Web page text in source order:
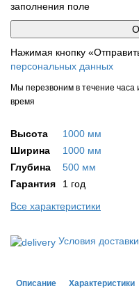
заполнения поле
Нажимая кнопку
персональных данных
Мы перезвоним в течение часа
время
Высота
1000 мм
Ширина
1000 мм
Глубина
500 мм
Гарантия
1 год
Все характеристики
Условия
Описание Характеристики